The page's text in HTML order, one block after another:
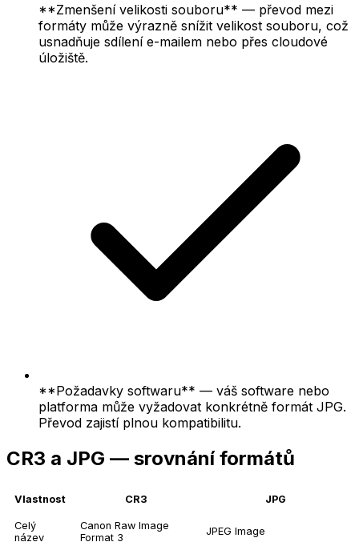
**Zmenšení velikosti souboru** — převod mezi
formáty může výrazně snížit velikost souboru, což
usnadňuje sdílení e-mailem nebo přes cloudové
úložiště.
**Požadavky softwaru** — váš software nebo
platforma může vyžadovat konkrétně formát JPG.
Převod zajistí plnou kompatibilitu.
CR3 a JPG — srovnání formátů
Vlastnost CR3 JPG
Celý
název
Canon Raw Image
Format 3
JPEG Image